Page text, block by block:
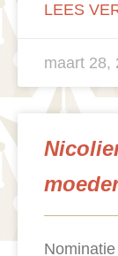
LEES
maart 28,